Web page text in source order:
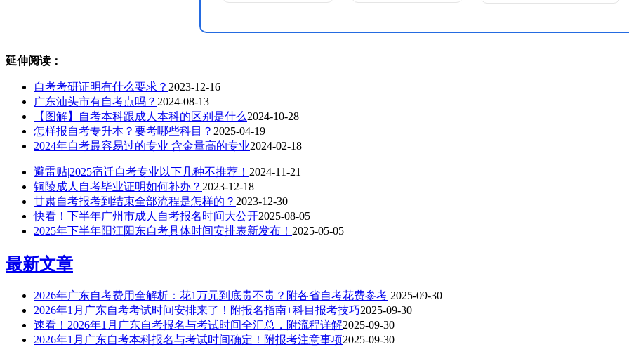
延伸阅读：
自考考研证明有什么要求？ 2023-12-16
广东汕头市有自考点吗？ 2024-08-13
【图解】自考本科跟成人本科的区别是什么2024-10-28
怎样报自考专升本？要考哪些科目？ 2025-04-19
2024年自考最容易过的专业 含金量高的专业2024-02-18
避雷贴|2025宿迁自考专业以下几种不推荐！ 2024-11-21
铜陵成人自考毕业证明如何补办？ 2023-12-18
甘肃自考报考到结束全部流程是怎样的？ 2023-12-30
快看！下半年广州市成人自考报名时间大公开2025-08-05
2025年下半年阳江阳东自考具体时间安排表新发布！ 2025-05-05
最新文章
2026年广东自考费用全解析：花1万元到底贵不贵？附各省自考花费参考 2025-09-30
2026年1月广东自考考试时间安排来了！附报名指南+科目报考技巧​2025-09-30
速看！2026年1月广东自考报名与考试时间全汇总，附流程详解​2025-09-30
2026年1月广东自考本科报名与考试时间确定！附报考注意事项​2025-09-30